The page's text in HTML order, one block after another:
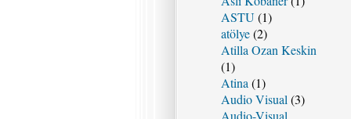
ASTU (1)
atölye(2)
Atilla Ozan Keskin
(1)
Atina (1)
Audio Visual (3)
Audio-Visual